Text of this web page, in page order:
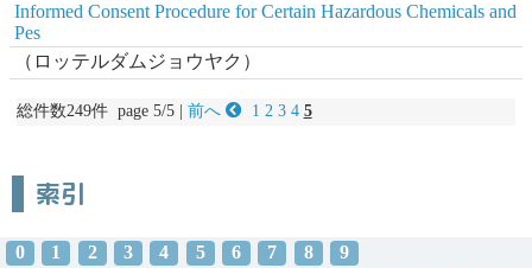
Informed Consent Procedure for Certain Hazardous Chemicals and
Pes
（ロッテルダムジョウヤク）
総件数249件 page 5/5 | 前へ 1 2 3 4 5
索引
0 1 2 3 4 5 6 7 8
9